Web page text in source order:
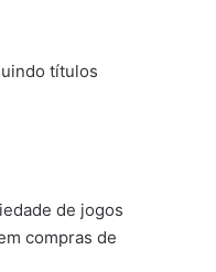
títulos
de jogos
compras de